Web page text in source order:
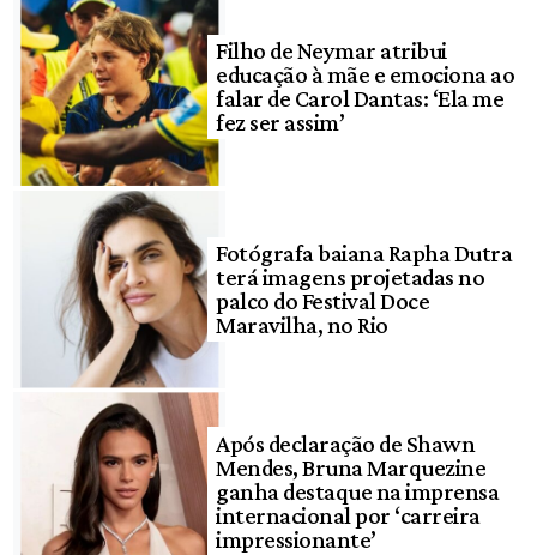
Filho de Neymar atribui
educação à mãe e emociona ao
falar de Carol Dantas: ‘Ela me
fez ser assim’
Fotógrafa baiana Rapha Dutra
terá imagens projetadas no
palco do Festival Doce
Maravilha, no Rio
Após declaração de Shawn
Mendes, Bruna Marquezine
ganha destaque na imprensa
internacional por ‘carreira
impressionante’